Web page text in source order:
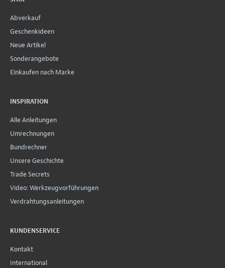
Abverkauf
Geschenkideen
Neue Artikel
Sonderangebote
Einkaufen nach Marke
INSPIRATION
Alle Anleitungen
Umrechnungen
Bundrechner
Unsere Geschichte
Trade Secrets
Video: Werkzeugvorführungen
Verdrahtungsanleitungen
KUNDENSERVICE
Kontakt
International